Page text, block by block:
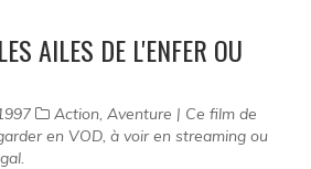
AILES DE L'ENFER OU
Action, Aventure | Ce film de
en VOD, à voir en streaming ou